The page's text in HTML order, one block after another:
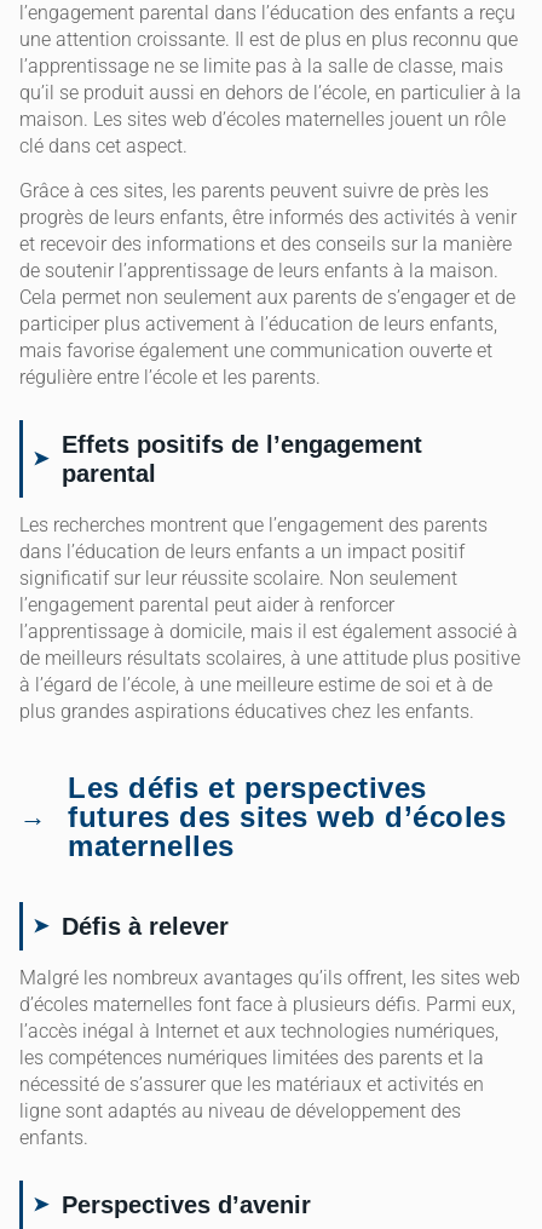
l’engagement parental dans l’éducation des enfants a reçu
une attention croissante. Il est de plus en plus reconnu que
l’apprentissage ne se limite pas à la salle de classe, mais
qu’il se produit aussi en dehors de l’école, en particulier à la
maison. Les sites web d’écoles maternelles jouent un rôle
clé dans cet aspect.
Grâce à ces sites, les parents peuvent suivre de près les
progrès de leurs enfants, être informés des activités à venir
et recevoir des informations et des conseils sur la manière
de soutenir l’apprentissage de leurs enfants à la maison.
Cela permet non seulement aux parents de s’engager et de
participer plus activement à l’éducation de leurs enfants,
mais favorise également une communication ouverte et
régulière entre l’école et les parents.
Effets positifs de l’engagement
parental
Les recherches montrent que l’engagement des parents
dans l’éducation de leurs enfants a un impact positif
significatif sur leur réussite scolaire. Non seulement
l’engagement parental peut aider à renforcer
l’apprentissage à domicile, mais il est également associé à
de meilleurs résultats scolaires, à une attitude plus positive
à l’égard de l’école, à une meilleure estime de soi et à de
plus grandes aspirations éducatives chez les enfants.
Les défis et perspectives
futures des sites web d’écoles
maternelles
Défis à relever
Malgré les nombreux avantages qu’ils offrent, les sites web
d’écoles maternelles font face à plusieurs défis. Parmi eux,
l’accès inégal à Internet et aux technologies numériques,
les compétences numériques limitées des parents et la
nécessité de s’assurer que les matériaux et activités en
ligne sont adaptés au niveau de développement des
enfants.
Perspectives d’avenir